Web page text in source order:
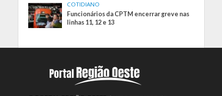
COTIDIANO
Funcionários da CPTM encerrar greve nas
linhas 11, 12 e 13